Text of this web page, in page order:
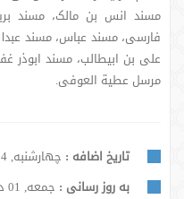
مسند انس بن مالک، مسند
فارسی، مسند عباس، مسند
علی بن ابیطالب، مسند ابوذر
مرسل عطیة العوفی.
تاریخ اضافه : چهارشنبه, 24 خرداد 1396
به روز رسانی : جمعه, 01 دی 1396